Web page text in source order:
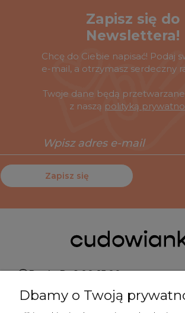
Zapisz się do
Newslettera!
Chcę do Ciebie napisać! Podaj
e-mail, a otrzymasz serdeczny
Twoje dane będą
z naszą polityką
Zapisz się
Pn do Pt 9:00-15:00
+48 519 462 010
Dbamy o Twoją